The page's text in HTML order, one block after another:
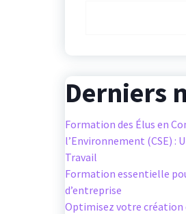
Derniers
Formation des Élus en
l’Environnement (CSE) :
Travail
Formation essentielle
d’entreprise
Optimisez votre création